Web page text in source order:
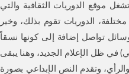
موقع الدوريات الثقافية والتي
الدوريات تقوم بذلك، وخير
تواصل إضافة إلى كونها نسقاً
في ظل الإعلام الجديد، وهنا يبقى
وتقدم النص الإبداعي بصورة